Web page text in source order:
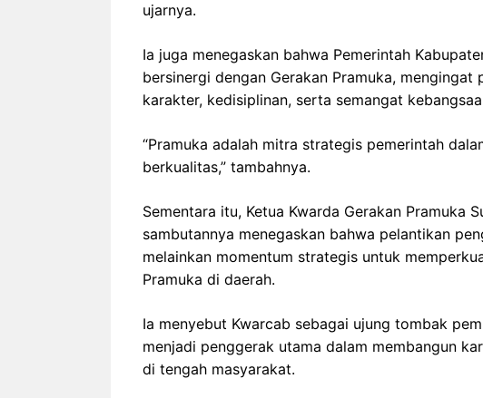
ujarnya.
Ia juga menegaskan bahwa Pemerintah
bersinergi dengan Gerakan Pramuka,
karakter, kedisiplinan, serta semangat
“Pramuka adalah mitra strategis pemerintah
berkualitas,” tambahnya.
Sementara itu, Ketua Kwarda Gerakan Pramuka
sambutannya menegaskan bahwa pelantikan
melainkan momentum strategis untuk
Pramuka di daerah.
Ia menyebut Kwarcab sebagai ujung tombak
menjadi penggerak utama dalam membangun
di tengah masyarakat.